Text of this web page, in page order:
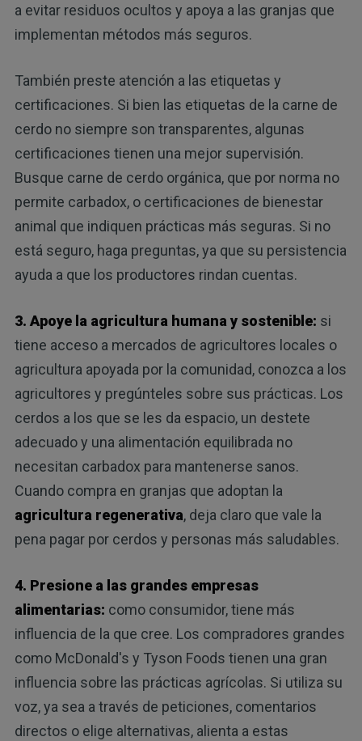
a evitar residuos ocultos y apoya a las granjas que
implementan métodos más seguros.
También preste atención a las etiquetas y
certificaciones. Si bien las etiquetas de la carne de
cerdo no siempre son transparentes, algunas
certificaciones tienen una mejor supervisión.
Busque carne de cerdo orgánica, que por norma no
permite carbadox, o certificaciones de bienestar
animal que indiquen prácticas más seguras. Si no
está seguro, haga preguntas, ya que su persistencia
ayuda a que los productores rindan cuentas.
3. Apoye la agricultura humana y sostenible: si
tiene acceso a mercados de agricultores locales o
agricultura apoyada por la comunidad, conozca a los
agricultores y pregúnteles sobre sus prácticas. Los
cerdos a los que se les da espacio, un destete
adecuado y una alimentación equilibrada no
necesitan carbadox para mantenerse sanos.
Cuando compra en granjas que adoptan la
agricultura regenerativa, deja claro que vale la
pena pagar por cerdos y personas más saludables.
4. Presione a las grandes empresas
alimentarias: como consumidor, tiene más
influencia de la que cree. Los compradores grandes
como McDonald's y Tyson Foods tienen una gran
influencia sobre las prácticas agrícolas. Si utiliza su
voz, ya sea a través de peticiones, comentarios
directos o elige alternativas, alienta a estas